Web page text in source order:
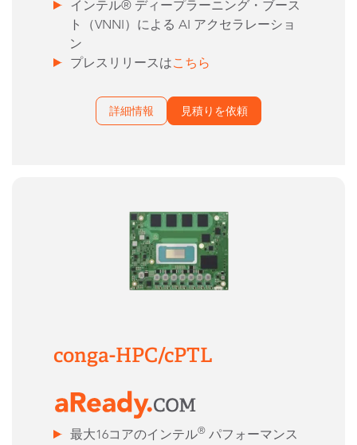
インテル® ディープラーニング・ブース
ト（VNNI）による AI アクセラレーショ
ン
プレスリリースはこちら
詳細情報 見積りを依頼
conga-HPC/cPTL
最大16コアのインテル® パフォーマンス